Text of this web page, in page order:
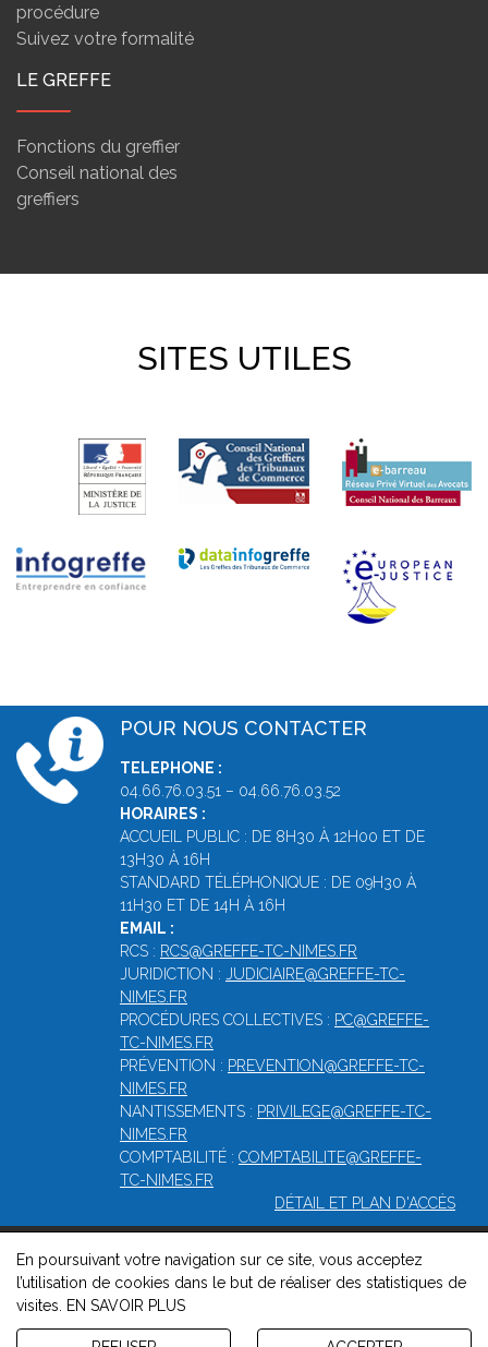
procédure
Suivez votre formalité
LE GREFFE
Fonctions du greffier
Conseil national des
greffiers
SITES UTILES
POUR NOUS CONTACTER
TELEPHONE :
04.66.76.03.51 – 04.66.76.03.52
HORAIRES :
ACCUEIL PUBLIC : DE 8H30 À 12H00 ET DE
13H30 À 16H
STANDARD TÉLÉPHONIQUE : DE 09H30 À
11H30 ET DE 14H À 16H
EMAIL :
RCS : RCS@GREFFE-TC-NIMES.FR
JURIDICTION : JUDICIAIRE@GREFFE-TC-
NIMES.FR
PROCÉDURES COLLECTIVES : PC@GREFFE-
TC-NIMES.FR
PRÉVENTION : PREVENTION@GREFFE-TC-
NIMES.FR
NANTISSEMENTS : PRIVILEGE@GREFFE-TC-
NIMES.FR
COMPTABILITÉ : COMPTABILITE@GREFFE-
TC-NIMES.FR
DÉTAIL ET PLAN D'ACCÈS
© 2026, Greffe du Tribunal de Commerce de Nîmes -Mentions
légales-Contact -Gestion des cookies -Politique de
confidentialité et de cookies
Version : 1.8.1
En poursuivant votre navigation sur ce site, vous acceptez
l’utilisation de cookies dans le but de réaliser des statistiques de
visites.
EN SAVOIR PLUS